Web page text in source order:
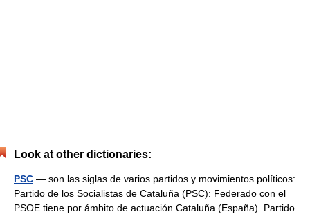
Look at other dictionaries:
PSC — son las siglas de varios partidos y movimientos políticos:
Partido de los Socialistas de Cataluña (PSC): Federado con el
PSOE tiene por ámbito de actuación Cataluña (España). Partido